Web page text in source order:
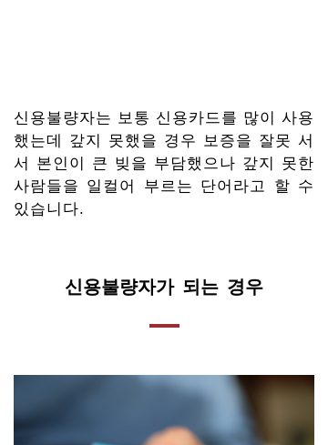
신용불량자는 보통 신용카드를 많이 사용
했는데 갚지 못했을 경우 보증을 잘못 서
서 본인이 큰 빚을 부담했으나 갚지 못한
사람들을 일컬어 부르는 단어라고 할 수
있습니다.
신용불량자가 되는 경우